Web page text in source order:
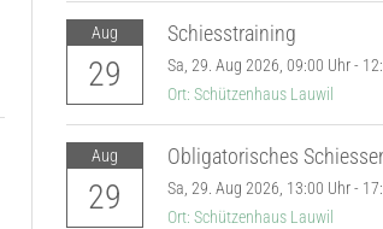
Aug
29
Schiesstraining
Sa, 29. Aug 2026 , 09:00 Uhr-
Ort: Schützenhaus Lauwil
Aug
29
Obligatorisches
Sa, 29. Aug 2026 , 13:00 Uhr-
Ort: Schützenhaus Lauwil